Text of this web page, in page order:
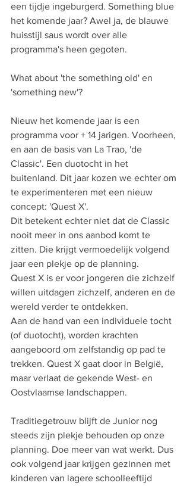
een tijdje ingeburgerd. Something blue
het komende jaar? Awel ja, de blauwe
huisstijl saus wordt over alle
programma's heen gegoten.
What about 'the something old' en
'something new'?
Nieuw het komende jaar is een
programma voor + 14 jarigen. Voorheen,
en aan de basis van La Trao, 'de
Classic'. Een duotocht in het
buitenland. Dit jaar kozen we echter om
te experimenteren met een nieuw
concept: 'Quest X'.
Dit betekent echter niet dat de Classic
nooit meer in ons aanbod komt te
zitten. Die krijgt vermoedelijk volgend
jaar een plekje op de planning.
Quest X is er voor jongeren die zichzelf
willen uitdagen zichzelf, anderen en de
wereld verder te ontdekken.
Aan de hand van een individuele tocht
(of duotocht), worden krachten
aangeboord om zelfstandig op pad te
trekken. Quest X gaat door in België,
maar verlaat de gekende West- en
Oostvlaamse landschappen.
Traditiegetrouw blijft de Junior nog
steeds zijn plekje behouden op onze
planning. Doe meer van wat werkt. Dus
ook volgend jaar krijgen gezinnen met
kinderen van lagere schoolleeftijd